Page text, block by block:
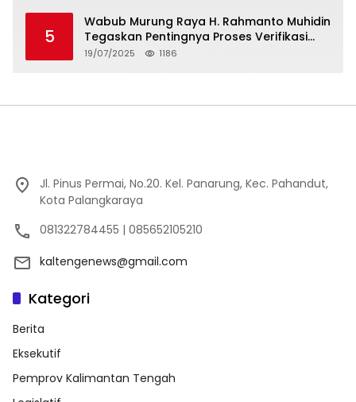
5
Wabub Murung Raya H. Rahmanto Muhidin
Tegaskan Pentingnya Proses Verifikasi
Penerima Manfaat Program Kartu Hebat
19/07/2025 1186
Jl. Pinus Permai, No.20. Kel. Panarung, Kec. Pahandut,
Kota Palangkaraya
081322784455 | 085652105210
kaltengenews@gmail.com
Kategori
Berita
Eksekutif
Pemprov Kalimantan Tengah